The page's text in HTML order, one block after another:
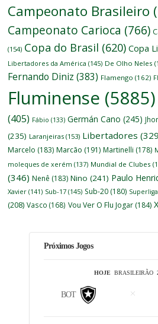
Campeonato Brasileiro
Campeonato Carioca (766)
(154) Copa do Brasil (620) Copa
Libertadores da América (145) De Olho Neles
Fernando Diniz (383) Flamengo (162)
Fluminense (5885)
(405) Fábio (133) Germán Cano (245)
(235) Laranjeiras (153) Libertadores
Marcelo (183) Marcão (191) Martinelli (178)
moleques de xerém (137) Mundial de Clubes
(346) Nenê (183) Nino (241) Paulo
Xavier (141) Sub-17 (145) Sub-20 (180)
(208) Vasco (168) Vou Ver O Flu Jogar (184)
Próximos Jogos
HOJE BRASILEIRÃO
BOT